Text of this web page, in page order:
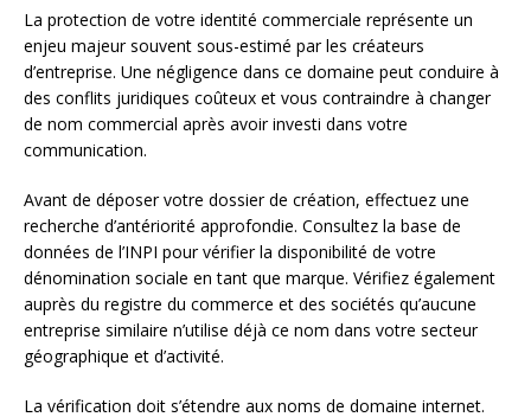
La protection de votre identité commerciale représente un
enjeu majeur souvent sous-estimé par les créateurs
d’entreprise. Une négligence dans ce domaine peut conduire à
des conflits juridiques coûteux et vous contraindre à changer
de nom commercial après avoir investi dans votre
communication.
Avant de déposer votre dossier de création, effectuez une
recherche d’antériorité approfondie. Consultez la base de
données de l’INPI pour vérifier la disponibilité de votre
dénomination sociale en tant que marque. Vérifiez également
auprès du registre du commerce et des sociétés qu’aucune
entreprise similaire n’utilise déjà ce nom dans votre secteur
géographique et d’activité.
La vérification doit s’étendre aux noms de domaine internet.